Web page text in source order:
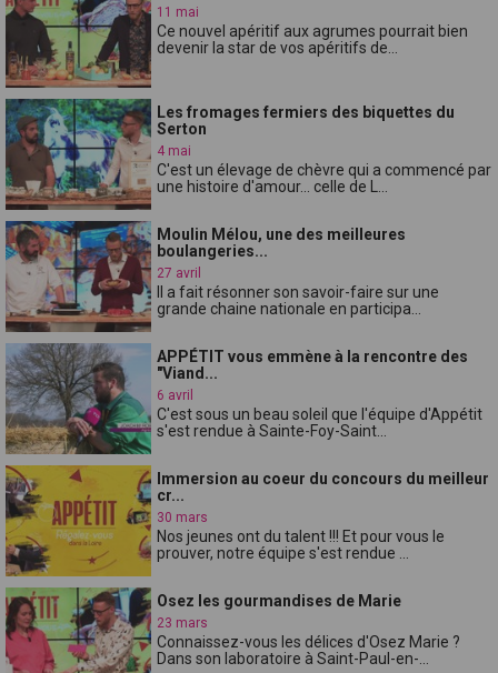
11 mai
Ce nouvel apéritif aux agrumes pourrait bien
devenir la star de vos apéritifs de...
Les fromages fermiers des biquettes du
Serton
4 mai
C'est un élevage de chèvre qui a commencé par
une histoire d'amour... celle de L...
Moulin Mélou, une des meilleures
boulangeries...
27 avril
Il a fait résonner son savoir-faire sur une
grande chaine nationale en participa...
APPÉTIT vous emmène à la rencontre des
"Viand...
6 avril
C'est sous un beau soleil que l'équipe d'Appétit
s'est rendue à Sainte-Foy-Saint...
Immersion au coeur du concours du meilleur
cr...
30 mars
Nos jeunes ont du talent !!! Et pour vous le
prouver, notre équipe s'est rendue ...
Osez les gourmandises de Marie
23 mars
Connaissez-vous les délices d'Osez Marie ?
Dans son laboratoire à Saint-Paul-en-...